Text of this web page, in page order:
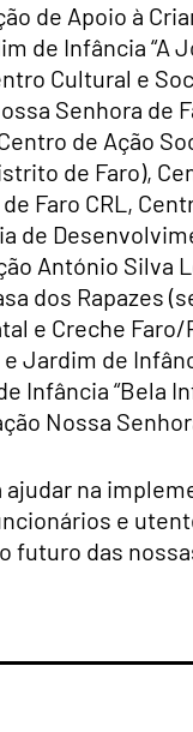
de Apoio à
de Infância “A
Cultural e
Senhora de
de Ação
de Faro),
Faro CRL,
de
António Silva
dos Rapazes
e Creche
Jardim de
Infância “Bela
Nossa
ajudar na
e
futuro das